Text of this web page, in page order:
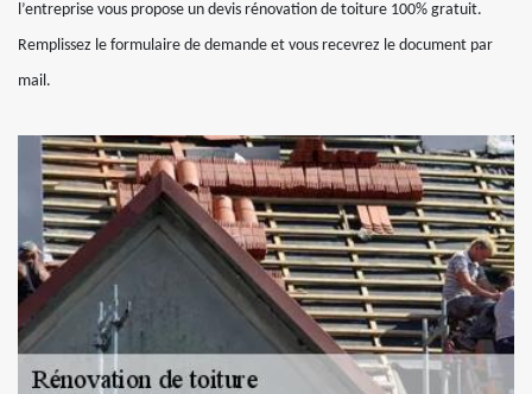
l’entreprise vous propose un devis rénovation de toiture 100% gratuit.
Remplissez le formulaire de demande et vous recevrez le document par
mail.